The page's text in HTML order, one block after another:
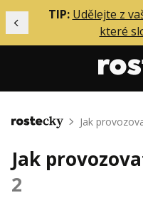
Předchozí
TIP: Udělejte z
které
Mentoring
Solo
Akce
Domů Jak
Jak
2